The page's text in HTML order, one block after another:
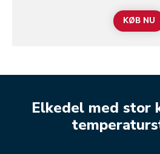
KØB NU
Elkedel med stor